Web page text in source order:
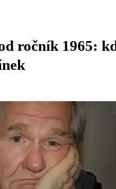
ročník 1965: